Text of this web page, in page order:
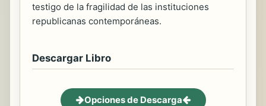
testigo de la fragilidad de las instituciones
republicanas contemporáneas.
Descargar Libro
Opciones de Descarga